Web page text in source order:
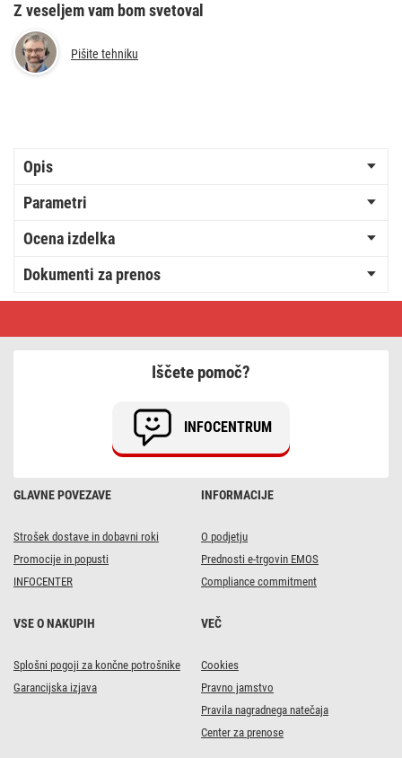
Z veseljem vam bom svetoval
Pišite tehniku
Opis
Parametri
Ocena izdelka
Dokumenti za prenos
REXXO
bela,
GLAVNE POVEZAVE
Strošek dostave in dobavni roki
Promocije in popusti
INFOCENTER
INFORMACIJE
O podjetju
Prednosti e-trgovin EMOS
Compliance commitment
VSE O NAKUPIH
Splošni pogoji za končne potrošnike
Garancijska izjava
VEČ
Cookies
Pravno jamstvo
Pravila nagradnega natečaja
Center za prenose
Iščete pomoč?
INFOCENTRUM